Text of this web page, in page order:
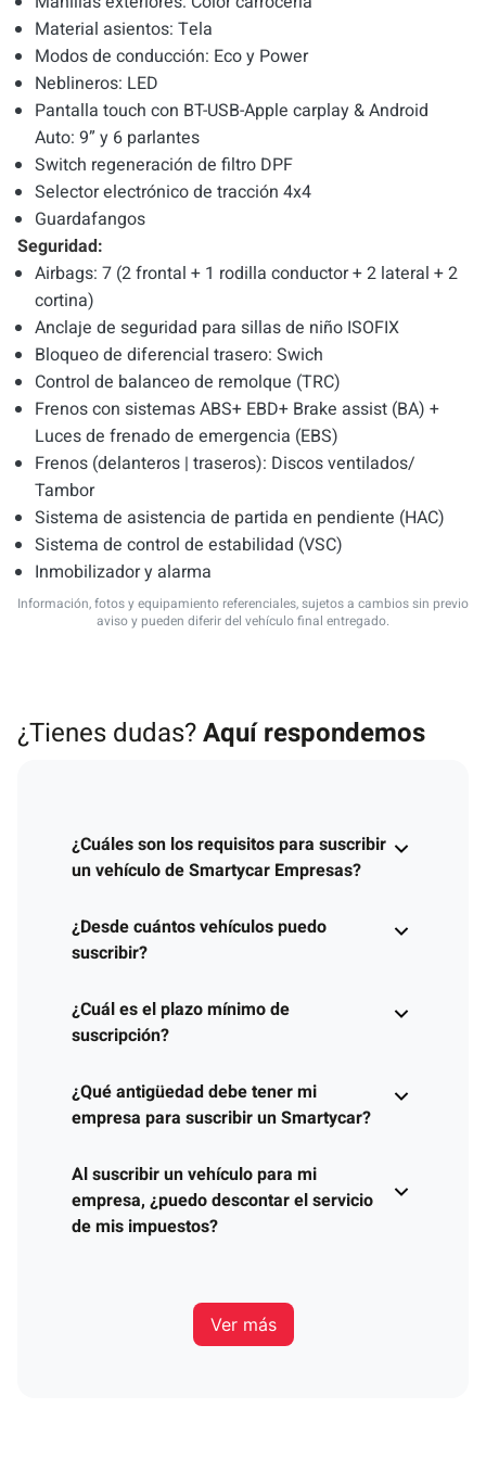
Material asientos: Tela
Modos de conducción: Eco y Power
Neblineros: LED
Pantalla touch con BT-USB-Apple carplay & Android
Auto: 9” y 6 parlantes
Switch regeneración de filtro DPF
Selector electrónico de tracción 4x4
Guardafangos
Seguridad:
Airbags: 7 (2 frontal + 1 rodilla conductor + 2 lateral + 2
cortina)
Anclaje de seguridad para sillas de niño ISOFIX
Bloqueo de diferencial trasero: Swich
Control de balanceo de remolque (TRC)
Frenos con sistemas ABS+ EBD+ Brake assist (BA) +
Luces de frenado de emergencia (EBS)
Frenos (delanteros | traseros): Discos ventilados/
Tambor
Sistema de asistencia de partida en pendiente (HAC)
Sistema de control de estabilidad (VSC)
Inmobilizador y alarma
Información, fotos y equipamiento referenciales, sujetos a cambios sin previo
aviso y pueden diferir del vehículo final entregado.
¿Tienes dudas?Aquí respondemos
¿Cuáles son los requisitos para suscribir
un vehículo de Smartycar Empresas?
¿Desde cuántos vehículos puedo
suscribir?
¿Cuál es el plazo mínimo de
suscripción?
¿Qué antigüedad debe tener mi
empresa para suscribir un Smartycar?
Al suscribir un vehículo para mi
empresa, ¿puedo descontar el servicio
de mis impuestos?
Ver más